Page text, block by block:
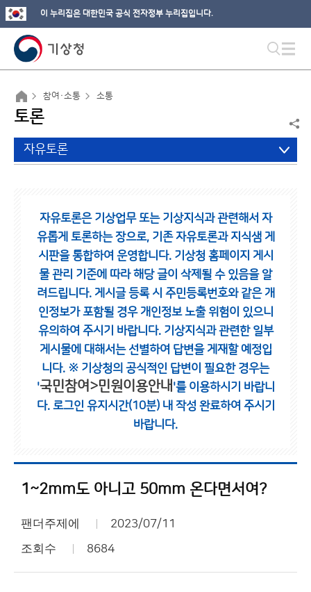
이 누리집은 대한민국 공식 전자정부 누리집입니다.
참여·소통 소통
토론
자유토론
자유토론은 기상업무 또는 기상지식과 관련해서 자
유롭게 토론하는 장으로, 기존 자유토론과 지식샘 게
시판을 통합하여 운영합니다. 기상청 홈페이지 게시
물 관리 기준에 따라 해당 글이 삭제될 수 있음을 알
려드립니다. 게시글 등록 시 주민등록번호와 같은 개
인정보가 포함될 경우 개인정보 노출 위험이 있으니
유의하여 주시기 바랍니다. 기상지식과 관련한 일부
게시물에 대해서는 선별하여 답변을 게재할 예정입
니다. ※ 기상청의 공식적인 답변이 필요한 경우는
'국민참여>민원이용안내 '를 이용하시기 바랍니
다. 로그인 유지시간(10분) 내 작성 완료하여 주시기
바랍니다.
1~2mm도 아니고 50mm 온다면서여?
팬더주제에 2023/07/11
조회수 8684